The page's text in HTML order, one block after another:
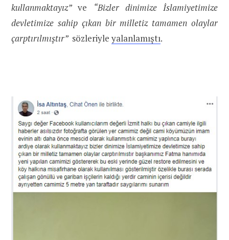
kullanmaktayız”ve
“Bizler dinimize İslamiyetimize
devletimize sahip çıkan bir milletiz tamamen olaylar
çarptırılmıştır” sözleriyle yalanlamıştı.